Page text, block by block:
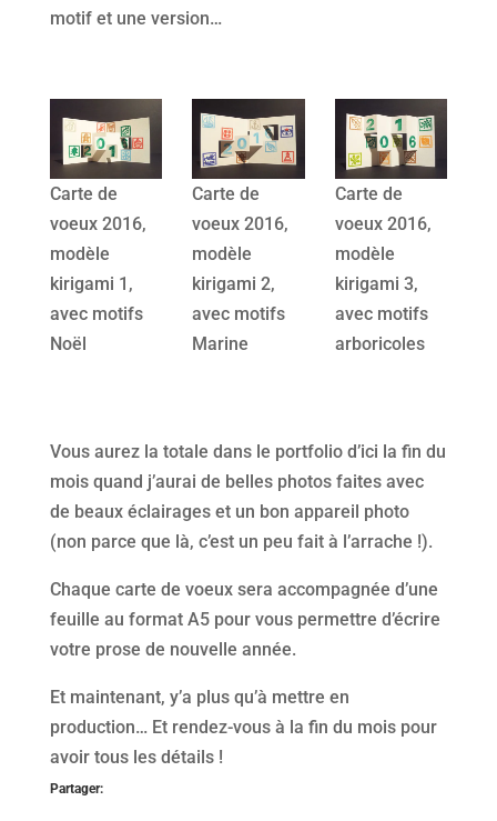
motif et une version…
Carte de
voeux 2016,
modèle
kirigami 1,
avec motifs
Noël
Carte de
voeux 2016,
modèle
kirigami 2,
avec motifs
Marine
Carte de
voeux 2016,
modèle
kirigami 3,
avec motifs
arboricoles
Vous aurez la totale dans le portfolio d’ici la fin du
mois quand j’aurai de belles photos faites avec
de beaux éclairages et un bon appareil photo
(non parce que là, c’est un peu fait à l’arrache !).
Chaque carte de voeux sera accompagnée d’une
feuille au format A5 pour vous permettre d’écrire
votre prose de nouvelle année.
Et maintenant, y’a plus qu’à mettre en
production… Et rendez-vous à la fin du mois pour
avoir tous les détails !
Partager: